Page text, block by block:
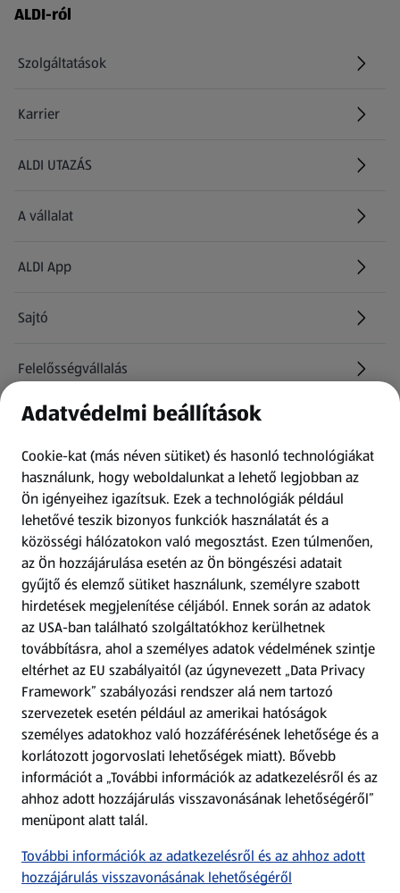
Láblécmenü - további linkek
ALDI-ról
Szolgáltatások
Karrier
(új oldalon nyílik meg)
ALDI UTAZÁS
(új oldalon nyílik meg)
A vállalat
ALDI App
Sajtó
Felelősségvállalás
Információk
Kérdőív
Fizetési lehetőségek
ALDI utalványok
Árcsökkentés
Adattörlő alkalmazás
Szervizpont
(új oldalon nyílik meg)
Fedezz fel minket az interneten!
Töltsd le az ALDI Magyarország applikációt!
Adatvédelmi beállítások
Cookie-kat (más néven sütiket) és hasonló technológiákat
használunk, hogy weboldalunkat a lehető legjobban az
Ön igényeihez igazítsuk. Ezek a technológiák például
lehetővé teszik bizonyos funkciók használatát és a
közösségi hálózatokon való megosztást. Ezen túlmenően,
az Ön hozzájárulása esetén az Ön böngészési adatait
gyűjtő és elemző sütiket használunk, személyre szabott
hirdetések megjelenítése céljából. Ennek során az adatok
az USA-ban található szolgáltatókhoz kerülhetnek
továbbításra, ahol a személyes adatok védelmének szintje
eltérhet az EU szabályaitól (az úgynevezett „Data Privacy
Framework” szabályozási rendszer alá nem tartozó
szervezetek esetén például az amerikai hatóságok
személyes adatokhoz való hozzáférésének lehetősége és a
korlátozott jogorvoslati lehetőségek miatt). Bővebb
információt a „További információk az adatkezelésről és az
ahhoz adott hozzájárulás visszavonásának lehetőségéről”
menüpont alatt talál.
További információk az adatkezelésről és az ahhoz adott
hozzájárulás visszavonásának lehetőségéről